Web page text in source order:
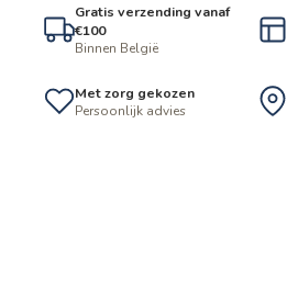
Gratis verzending vanaf
€100
Binnen België
Met zorg gekozen
Persoonlijk advies